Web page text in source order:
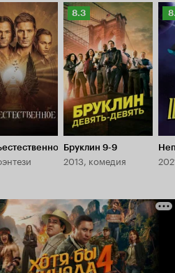
Рейтинг
Кинопоиска
8.3
8.3
Бруклин 9-9
2013, комедия